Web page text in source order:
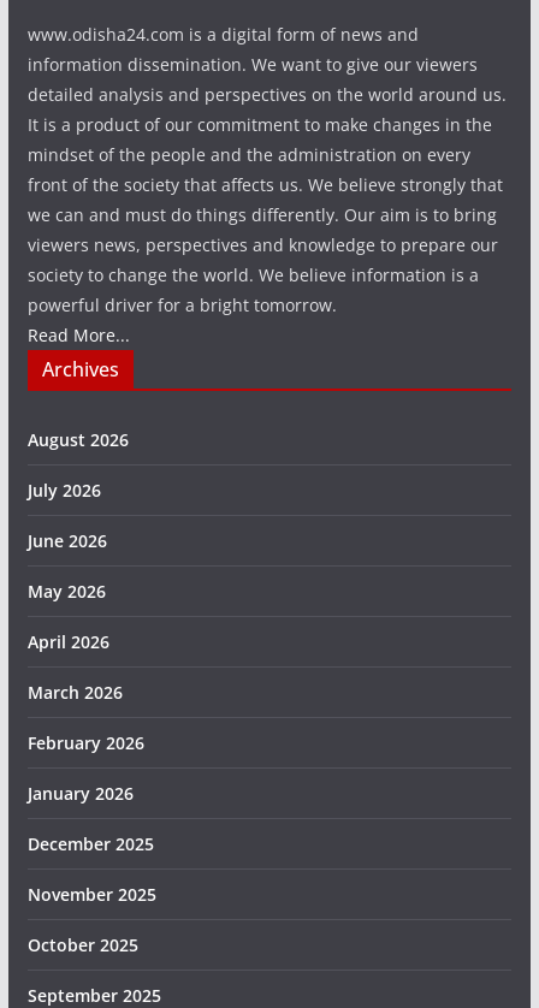
www.odisha24.com is a digital form of news and
information dissemination. We want to give our viewers
detailed analysis and perspectives on the world around us.
It is a product of our commitment to make changes in the
mindset of the people and the administration on every
front of the society that affects us. We believe strongly that
we can and must do things differently. Our aim is to bring
viewers news, perspectives and knowledge to prepare our
society to change the world. We believe information is a
powerful driver for a bright tomorrow.
Read More...
Archives
August 2026
July 2026
June 2026
May 2026
April 2026
March 2026
February 2026
January 2026
December 2025
November 2025
October 2025
September 2025